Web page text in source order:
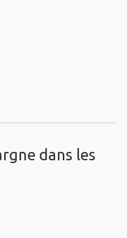
dans les